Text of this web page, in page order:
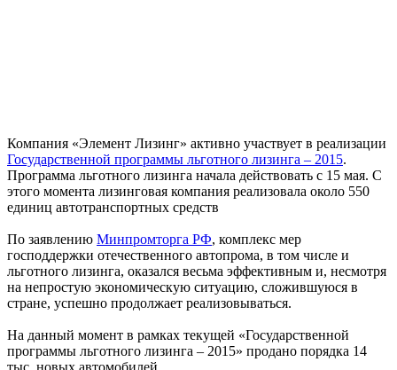
Компания «Элемент Лизинг» активно участвует в реализации
Государственной программы льготного лизинга – 2015.
Программа льготного лизинга начала действовать с 15 мая. С
этого момента лизинговая компания реализовала около 550
единиц автотранспортных средств
По заявлению Минпромторга РФ, комплекс мер
господдержки отечественного автопрома, в том числе и
льготного лизинга, оказался весьма эффективным и, несмотря
на непростую экономическую ситуацию, сложившуюся в
стране, успешно продолжает реализовываться.
На данный момент в рамках текущей «Государственной
программы льготного лизинга – 2015» продано порядка 14